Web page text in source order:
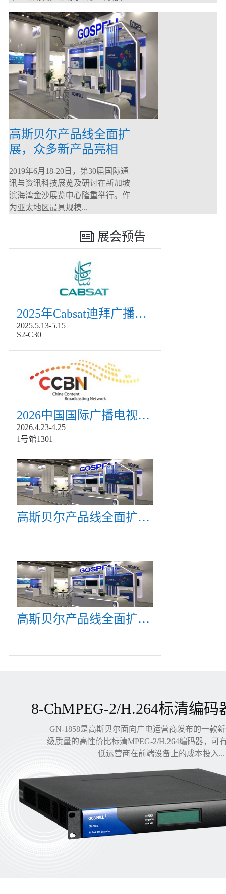
高斯贝尔产品线全面扩
展，众多新产品亮相
CommunicAsia 2019
2019年6月18-20日，第30届国际通
讯与资讯科技展览及研讨在新加坡
滨海湾金沙展览中心隆重举行。作
为亚太地区最具规模...
展会预告
2025年Cabsat迪拜广播电视展
2025.5.13-5.15
S2-C30
2026中国国际广播电视信息网络展览会展
2026.4.23-4.25
1号馆1301
高斯贝尔产品线全面扩展，众多新产品亮相CommunicAsia 2019
高斯贝尔产品线全面扩展，众多新产品亮相CommunicAsia 2019
8-ChMPEG-2/H.264标清编码
GN-1858是高斯贝尔面向广电运营商发布的一款
级质量的高性价比标清MPEG-2/H.264编码器，可
低运营商在前端设备上的成本投入...